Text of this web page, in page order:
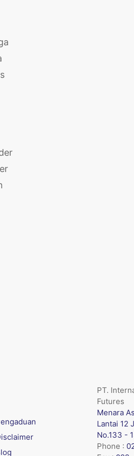
PT.
Futures
Menara
Lantai 12
No.133 -
Phone :